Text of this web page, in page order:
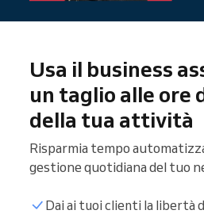
Usa il business
un taglio alle ore
della tua attività
Risparmia tempo
gestione quotidiana del tuo
Dai ai tuoi clienti la libertà